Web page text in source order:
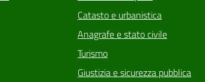
Catasto e urbanistica
Anagrafe e stato civile
Turismo
Giustizia e sicurezza pubblica